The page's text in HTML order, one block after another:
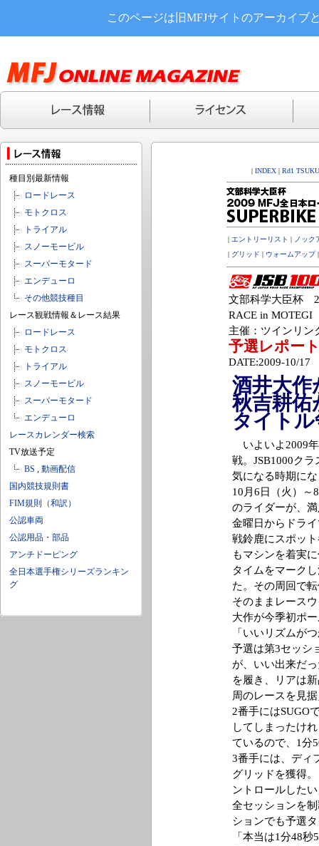
このページは旧MFJサイトのアーカイブ
種目別最新情報
ロードレース
モトクロス
トライアル
スノーモービル
スーパーモタード
エンデューロ
その他競技種目
レース観戦情報＆レース結果
ロードレース
モトクロス
トライアル
スノーモービル
スーパーモタード
エンデューロ
レースカレンダー検索
TV放送予定
BS , 動画配信
国内競技規則書
FIM規則（和訳）
公認車両
公認用品・部品
アンチドーピング
全日本選手権シリーズランキン
グ
| INDEX | Rd1
| エントリーリスト | ノック
| グリッド | ウォームアップ
文部科学大臣杯
RACE in MOTEGI
主催：ツインリン
予選レポー
DATE:2009-10/17
酒井大作
秋吉耕佑
タイト
いよいよ2009
戦。JSB1000ク
気になる時期に
10月6日（火）～
のライダーが、
金曜日からドラ
戦鈴鹿にスポッ
もマシンを着実
タイムをマーク
た。その周回で
そのままレース
大作が今季初ポ
「いいリズムが
予選は第3セッシ
が、いい出来だ
を履き、リアは
周のレースを見
2番手にはSUGO
してしまったけ
ているので、1分
3番手には、ディ
グリッドを獲得
ントロールした
全セッションを
ションでも予選
「本当は1分48